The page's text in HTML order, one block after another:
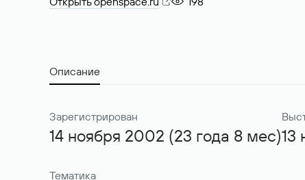
Описание
Зарегистрирован
14 ноября 2002 (23 года 8 мес)13
Тематика